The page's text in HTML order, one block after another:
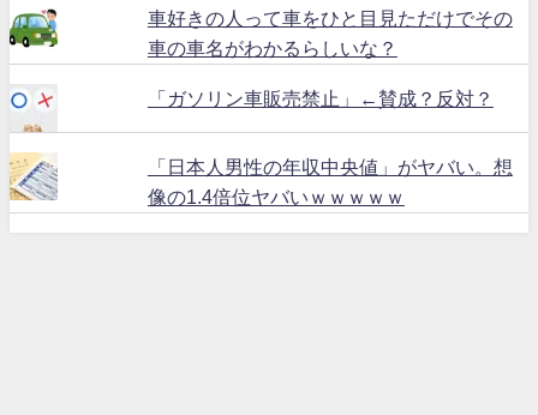
車好きの人って車をひと目見ただけでその
車の車名がわかるらしいな？
「ガソリン車販売禁止」←賛成？反対？
「日本人男性の年収中央値」がヤバい。想
像の1.4倍位ヤバいｗｗｗｗｗ